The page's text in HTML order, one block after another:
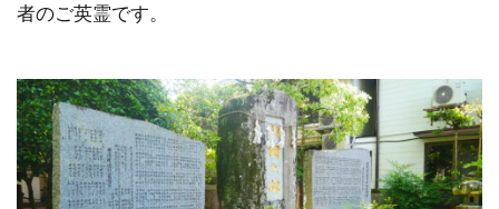
者のご英霊です。